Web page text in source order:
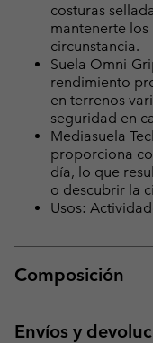
costuras
mantenerte los
circunstancia.
Suela Omni-
rendimiento
en terrenos
seguridad en
Mediasuela
proporciona
día, lo que
o descubrir la
Usos:
Composición
Envíos y